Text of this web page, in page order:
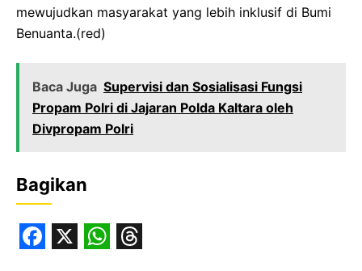
mewujudkan masyarakat yang lebih inklusif di Bumi
Benuanta.(red)
Baca Juga Supervisi dan Sosialisasi Fungsi
Propam Polri di Jajaran Polda Kaltara oleh
Divpropam Polri
Bagikan